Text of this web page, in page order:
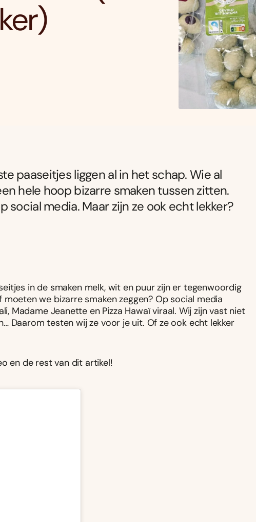
paaseitjes liggen al in het schap. Wie al
hele hoop bizarre smaken tussen zitten.
social media. Maar zijn ze ook echt lekker?
in de smaken melk, wit en puur zijn er tegenwoordig
we bizarre smaken zeggen? Op social media
Madame Jeanette en Pizza Hawaï viraal. Wij zijn vast niet
Daarom testen wij ze voor je uit. Of ze ook echt lekker
en de rest van dit artikel!